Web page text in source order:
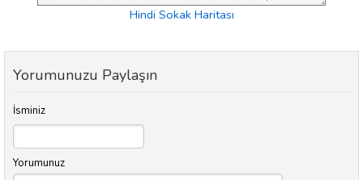
Hindi Sokak Haritası
Yorumunuzu Paylaşın
İsminiz
Yorumunuz